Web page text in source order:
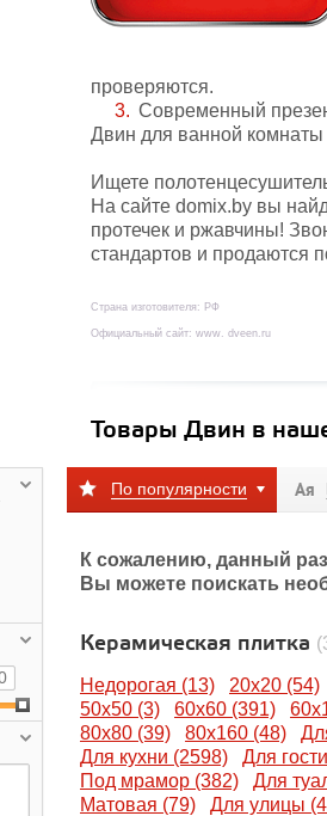
проверяются.
Современный
Двин для ванной
Ищете
На сайте domix.by вы
протечек и ржавчины!
стандартов и продаются
Страна изготовителя: РФ
Официальный сайт: www. dveen.ru
Товары Двин в
По популярности
К сожалению, данный
Вы можете поискать
Керамическая плитка
Недорогая (13) 20x20 (54)
50x50 (3)
60x60 (391)
80х80 (39)
80х160 (48)
Для кухни (2598)
Для
Под мрамор (382)
Для
Матовая (79)
Для улицы